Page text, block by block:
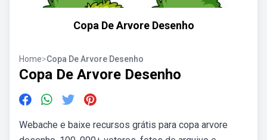
Copa De Arvore Desenho
Home>Copa De Arvore Desenho
Copa De Arvore Desenho
Webache e baixe recursos grátis para copa arvore